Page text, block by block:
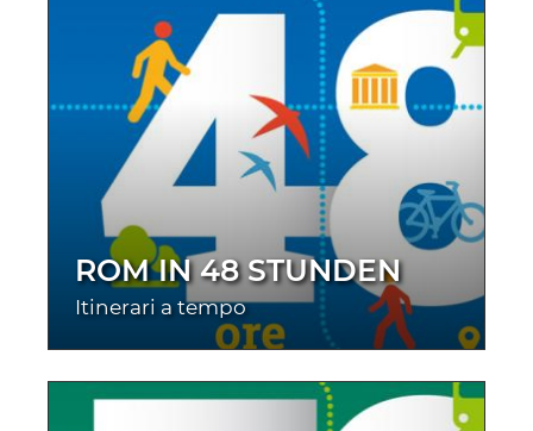
ROM IN 48 STUNDEN
Itinerari a tempo